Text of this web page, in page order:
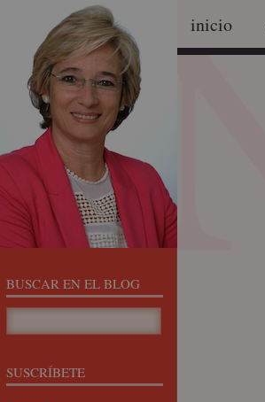
inicio
BUSCAR EN EL BLOG
SUSCRÍBETE